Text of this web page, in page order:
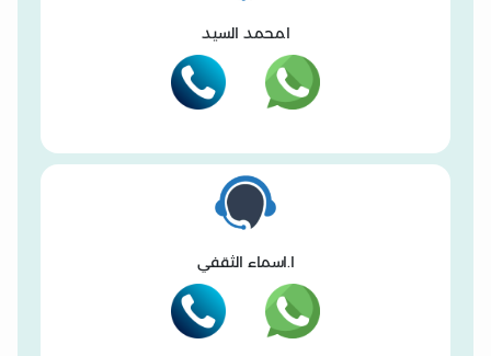
ا.محمد السيد
ا.اسماء الثقفي